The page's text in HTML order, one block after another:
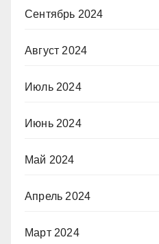
Сентябрь 2024
Август 2024
Июль 2024
Июнь 2024
Май 2024
Апрель 2024
Март 2024